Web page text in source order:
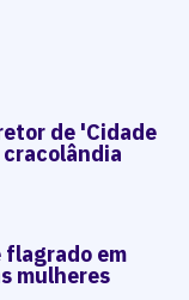
de 'Cidade
em
mulheres